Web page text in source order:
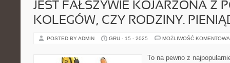
JEST FAŁSZYWIE KOJARZONA Z
KOLEGÓW, CZY RODZINY.
POSTED BY ADMIN GRU - 15 - 2025 MOŻLIWOŚĆ
To na pewno z